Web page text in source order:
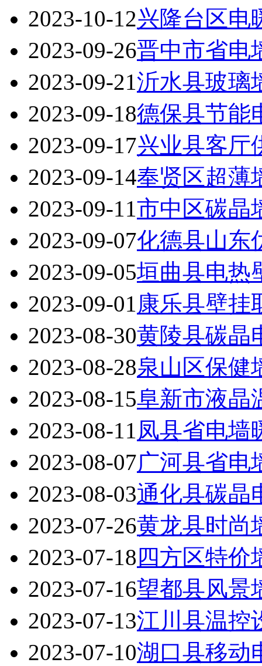
2023-10-12兴隆台区电
2023-09-26晋中市省电
2023-09-21沂水县玻璃
2023-09-18德保县节能
2023-09-17兴业县客厅
2023-09-14奉贤区超薄
2023-09-11市中区碳晶
2023-09-07化德县山东
2023-09-05垣曲县电热
2023-09-01康乐县壁挂
2023-08-30黄陵县碳晶
2023-08-28泉山区保健
2023-08-15阜新市液晶
2023-08-11凤县省电墙
2023-08-07广河县省电
2023-08-03通化县碳晶
2023-07-26黄龙县时尚
2023-07-18 四方区特价
2023-07-16望都县风景
2023-07-13江川县温控
2023-07-10湖口县移动